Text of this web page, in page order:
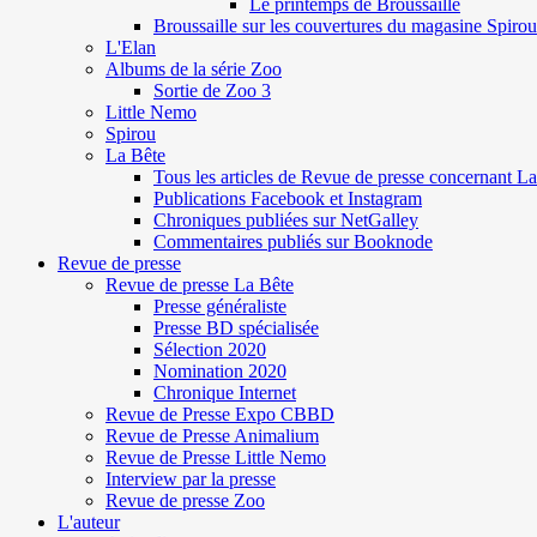
Broussaille sur les couvertures du magasine Spirou
L'Elan
Albums de la série Zoo
Sortie de Zoo 3
Little Nemo
Spirou
La Bête
Tous les articles de Revue de presse concernant
Publications Facebook et Instagram
Chroniques publiées sur NetGalley
Commentaires publiés sur Booknode
Revue de presse
Revue de presse La Bête
Presse généraliste
Presse BD spécialisée
Sélection 2020
Nomination 2020
Chronique Internet
Revue de Presse Expo CBBD
Revue de Presse Animalium
Revue de Presse Little Nemo
Interview par la presse
Revue de presse Zoo
L'auteur